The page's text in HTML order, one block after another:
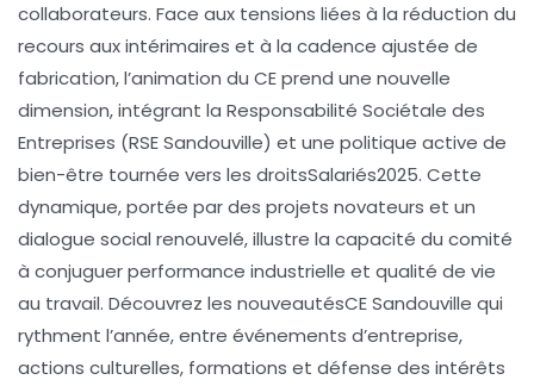
collaborateurs. Face aux tensions liées à la réduction du
recours aux intérimaires et à la cadence ajustée de
fabrication, l’animation du CE prend une nouvelle
dimension, intégrant la Responsabilité Sociétale des
Entreprises (RSE Sandouville) et une politique active de
bien-être tournée vers les droitsSalariés2025. Cette
dynamique, portée par des projets novateurs et un
dialogue social renouvelé, illustre la capacité du comité
à conjuguer performance industrielle et qualité de vie
au travail. Découvrez les nouveautésCE Sandouville qui
rythment l’année, entre événements d’entreprise,
actions culturelles, formations et défense des intérêts